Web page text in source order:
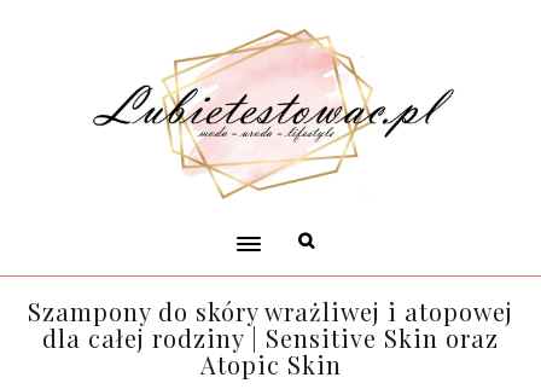
Szampony do skóry wrażliwej i atopowej
dla całej rodziny | Sensitive Skin oraz
Atopic Skin